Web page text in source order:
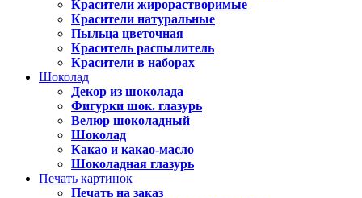
Красители жирорастворимые
Красители натуральные
Пыльца цветочная
Краситель распылитель
Красители в наборах
Шоколад
Декор из шоколада
Фигурки шок. глазурь
Велюр шоколадный
Шоколад
Какао и какао-масло
Шоколадная глазурь
Печать картинок
Печать на заказ